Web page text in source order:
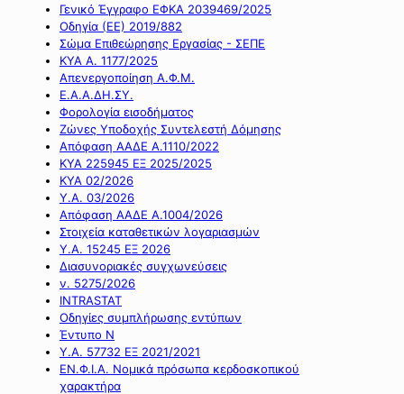
Γενικό Έγγραφο ΕΦΚΑ 2039469/2025
Οδηγία (ΕΕ) 2019/882
Σώμα Επιθεώρησης Εργασίας - ΣΕΠΕ
ΚΥΑ Α. 1177/2025
Απενεργοποίηση Α.Φ.Μ.
Ε.Α.Α.ΔΗ.ΣΥ.
Φορολογία εισοδήματος
Ζώνες Υποδοχής Συντελεστή Δόμησης
Απόφαση ΑΑΔΕ Α.1110/2022
ΚΥΑ 225945 ΕΞ 2025/2025
ΚΥΑ 02/2026
Υ.Α. 03/2026
Απόφαση ΑΑΔΕ Α.1004/2026
Στοιχεία καταθετικών λογαριασμών
Υ.Α. 15245 ΕΞ 2026
Διασυνοριακές συγχωνεύσεις
ν. 5275/2026
INTRASTAT
Οδηγίες συμπλήρωσης εντύπων
Έντυπο Ν
Υ.Α. 57732 ΕΞ 2021/2021
ΕΝ.Φ.Ι.Α. Νομικά πρόσωπα κερδοσκοπικού
χαρακτήρα